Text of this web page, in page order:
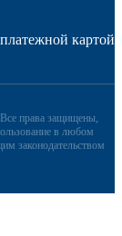
права защищены,
в любом
законодательством